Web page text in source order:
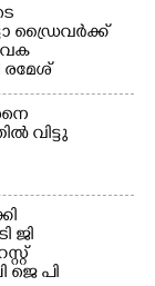
ഡ്രൈവർക്ക്
വക
രമേശ്
വിട്ടു
ജി
ജെ പി